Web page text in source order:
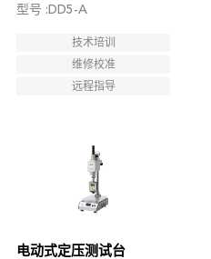
型号 :DD5-A
技术培训
维修校准
远程指导
电动式定压测试台